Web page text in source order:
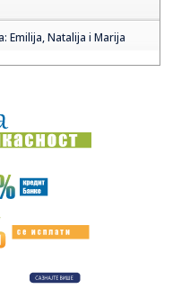
Emilija, Natalija i Marija
spojilo nespojive
i najvećem strahu:
u BiH, velika prilika za
2027. godine: Milioni